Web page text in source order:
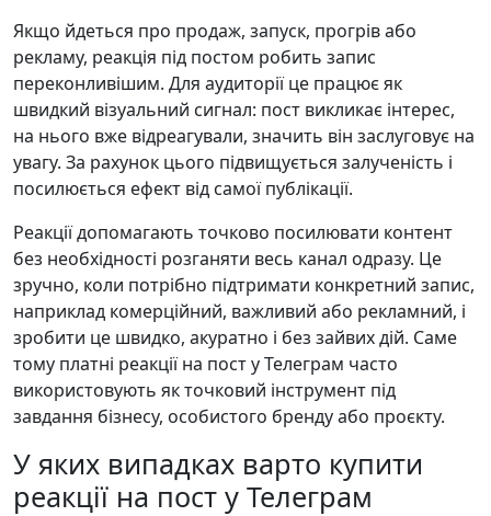
Якщо йдеться про продаж, запуск, прогрів або
рекламу, реакція під постом робить запис
переконливішим. Для аудиторії це працює як
швидкий візуальний сигнал: пост викликає інтерес,
на нього вже відреагували, значить він заслуговує на
увагу. За рахунок цього підвищується залученість і
посилюється ефект від самої публікації.
Реакції допомагають точково посилювати контент
без необхідності розганяти весь канал одразу. Це
зручно, коли потрібно підтримати конкретний запис,
наприклад комерційний, важливий або рекламний, і
зробити це швидко, акуратно і без зайвих дій. Саме
тому платні реакції на пост у Телеграм часто
використовують як точковий інструмент під
завдання бізнесу, особистого бренду або проєкту.
У яких випадках варто купити
реакції на пост у Телеграм